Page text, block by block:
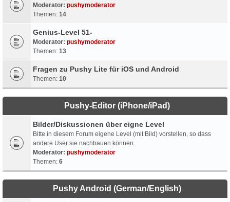
Moderator: pushymoderator
Themen: 14
Genius-Level 51-
Moderator: pushymoderator
Themen: 13
Fragen zu Pushy Lite für iOS und Android
Themen: 10
Pushy-Editor (iPhone/iPad)
Bilder/Diskussionen über eigne Level
Bitte in diesem Forum eigene Level (mit Bild) vorstellen, so dass
andere User sie nachbauen können.
Moderator: pushymoderator
Themen: 6
Pushy Android (German/English)